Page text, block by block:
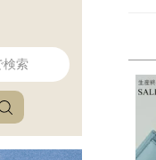
バッグ
イタリ
アート
キャン